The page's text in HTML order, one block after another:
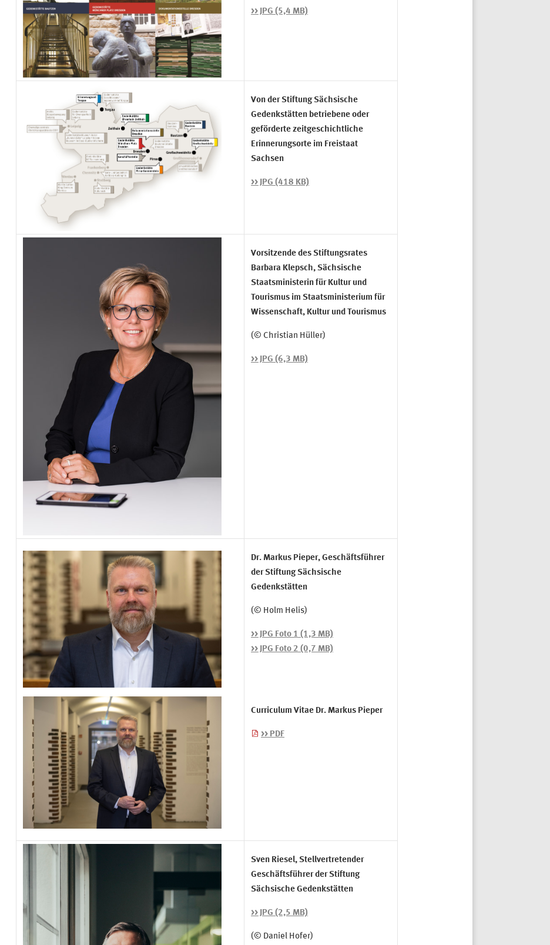
>> JPG (5,4 MB)
Von der Stiftung Sächsische
Gedenkstätten betriebene oder
geförderte zeitgeschichtliche
Erinnerungsorte im Freistaat
Sachsen
>> JPG (418 KB)
Vorsitzende des Stiftungsrates
Barbara Klepsch, Sächsische
Staatsministerin für Kultur und
Tourismus im Staatsministerium für
Wissenschaft, Kultur und Tourismus
(© Christian Hüller)
>> JPG (6,3 MB)
Dr. Markus Pieper, Geschäftsführer
der Stiftung Sächsische
Gedenkstätten
(© Holm Helis)
>> JPG Foto 1 (1,3 MB)
>> JPG Foto 2 (0,7 MB)
Curriculum Vitae Dr. Markus Pieper
>> PDF
Sven Riesel,Stellvertretender
Geschäftsführerder Stiftung
Sächsische Gedenkstätten
>> JPG (2,5 MB)
(© Daniel Hofer)